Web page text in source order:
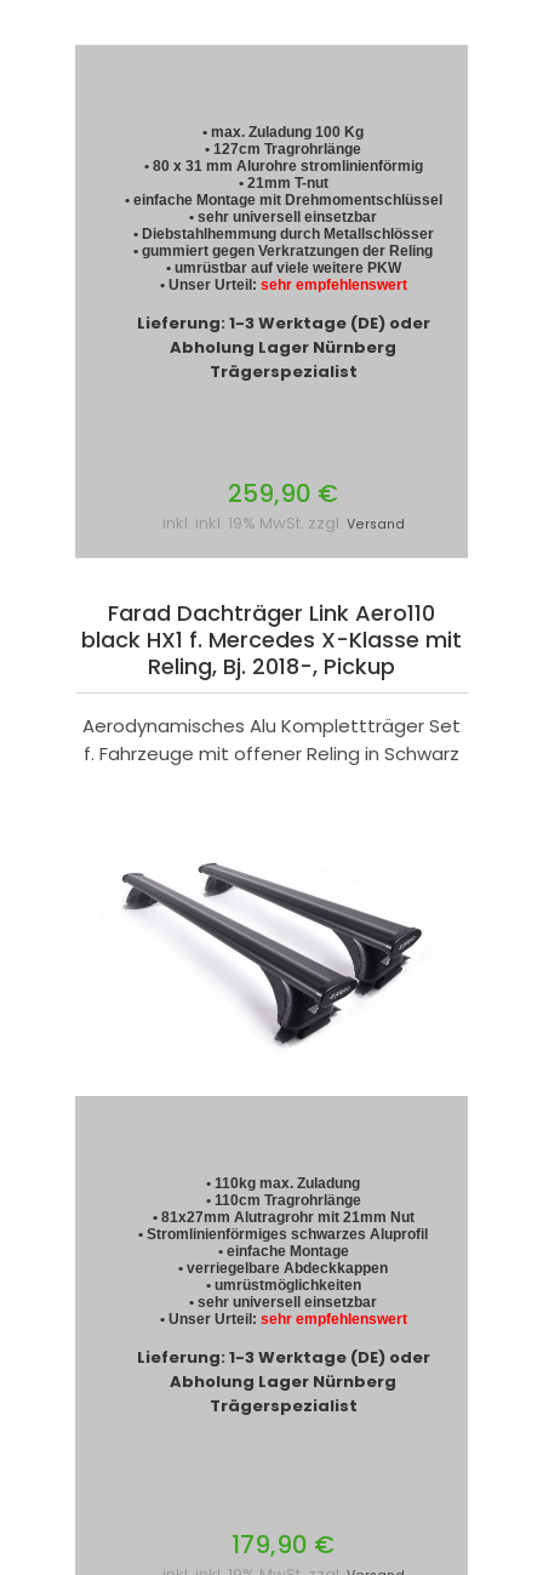
• max. Zuladung 100 Kg
• 127cm Tragrohrlänge
• 80 x 31 mm Alurohre stromlinienförmig
• 21mm T-nut
• einfache Montage mit Drehmomentschlüssel
• sehr universell einsetzbar
• Diebstahlhemmung durch Metallschlösser
• gummiert gegen Verkratzungen der Reling
• umrüstbar auf viele weitere PKW
• Unser Urteil: sehr empfehlenswert
Lieferung: 1-3 Werktage (DE) oder
Abholung Lager Nürnberg
Trägerspezialist
259,90 €
inkl. inkl. 19% MwSt. zzgl. Versand
Farad Dachträger Link Aero110
black HX1 f. Mercedes X-Klasse mit
Reling, Bj. 2018-, Pickup
Aerodynamisches Alu Komplettträger Set
f. Fahrzeuge mit offener Reling in Schwarz
• 110kg max. Zuladung
• 110cm Tragrohrlänge
• 81x27mm Alutragrohr mit 21mm Nut
• Stromlinienförmiges schwarzes Aluprofil
• einfache Montage
• verriegelbare Abdeckkappen
• umrüstmöglichkeiten
• sehr universell einsetzbar
• Unser Urteil: sehr empfehlenswert
Lieferung: 1-3 Werktage (DE) oder
Abholung Lager Nürnberg
Trägerspezialist
179,90 €